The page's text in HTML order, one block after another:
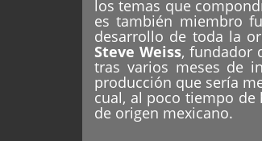
los temas que
es también miembro
desarrollo de toda la
Steve Weiss, fundador
tras varios meses de
producción que sería
cual, al poco tiempo de
de origen mexicano.